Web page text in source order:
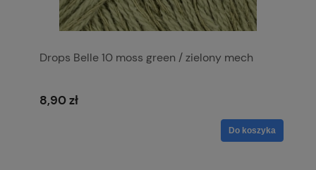
Drops Belle 10 moss green / zielony mech
8,90 zł
Do koszyka